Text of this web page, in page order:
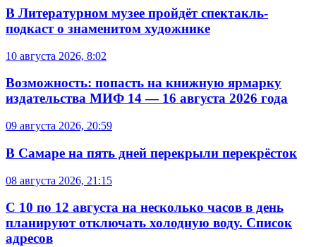
В Литературном музее пройдёт спектакль-
подкаст о знаменитом художнике
10 августа 2026, 8:02
Возможность: попасть на книжную ярмарку
издательства МИФ 14 — 16 августа 2026 года
09 августа 2026, 20:59
В Самаре на пять дней перекрыли перекрёсток
08 августа 2026, 21:15
С 10 по 12 августа на несколько часов в день
планируют отключать холодную воду. Список
адресов